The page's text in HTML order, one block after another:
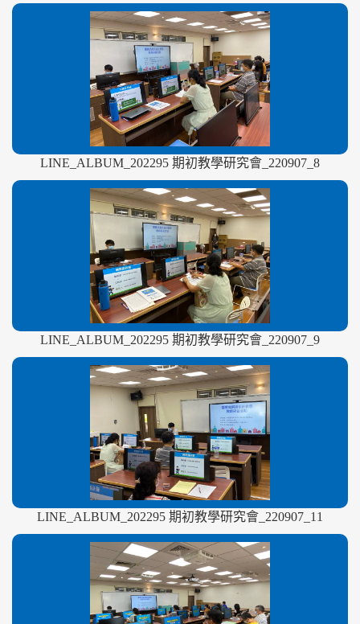
LINE_ALBUM_202295 期初教學研究會_220907_8
LINE_ALBUM_202295 期初教學研究會_220907_9
LINE_ALBUM_202295 期初教學研究會_220907_11